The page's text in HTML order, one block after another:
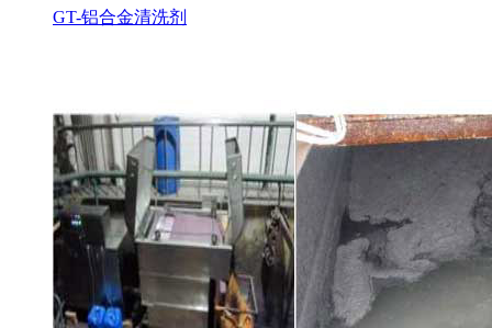
GT-铝合金清洗剂